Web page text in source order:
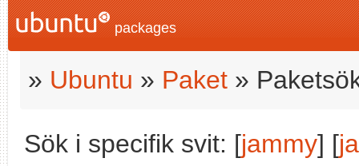
packages
» Ubuntu » Paket »
Sök i specifik svit: [jammy] [